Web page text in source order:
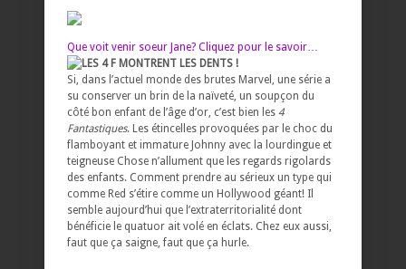
Que voit venir soeur Jane? Cliquez pour le savoir…
LES 4 F MONTRENT LES DENTS !
Si, dans l’actuel monde des brutes Marvel, une série a
su conserver un brin de la naïveté, un soupçon du
côté bon enfant de l’âge d’or, c’est bien les 4
Fantastiques. Les étincelles provoquées par le choc du
flamboyant et immature Johnny avec la lourdingue et
teigneuse Chose n’allument que les regards rigolards
des enfants. Comment prendre au sérieux un type qui
comme Red s’étire comme un Hollywood géant! Il
semble aujourd’hui que l’extraterritorialité dont
bénéficie le quatuor ait volé en éclats. Chez eux aussi,
faut que ça saigne, faut que ça hurle.